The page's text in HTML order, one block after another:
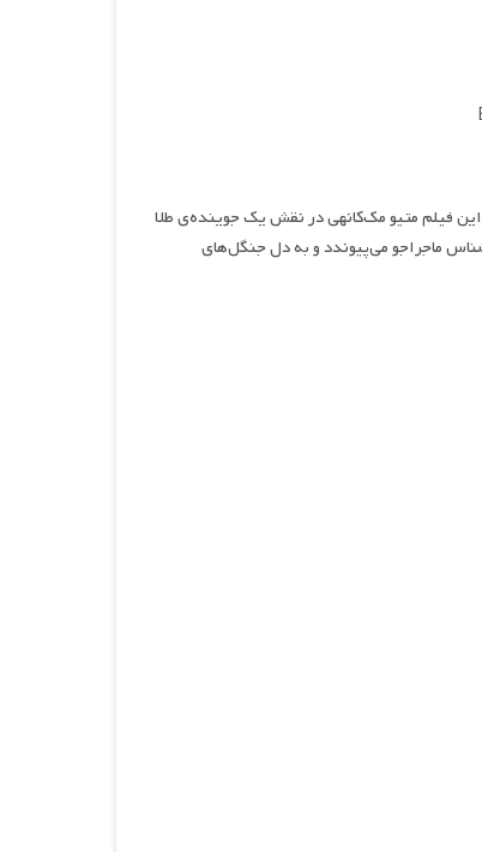
گیگان است. در این فیلم متیو مک‌کانهی در نقش یک جوینده‌ی طلا
ماجراجو می‌پیوندد و به دل جنگل‌های